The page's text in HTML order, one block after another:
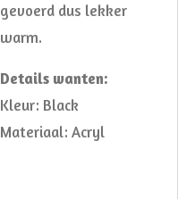
gevoerd dus lekker
warm.
Details wanten:
Kleur: Black
Materiaal: Acryl